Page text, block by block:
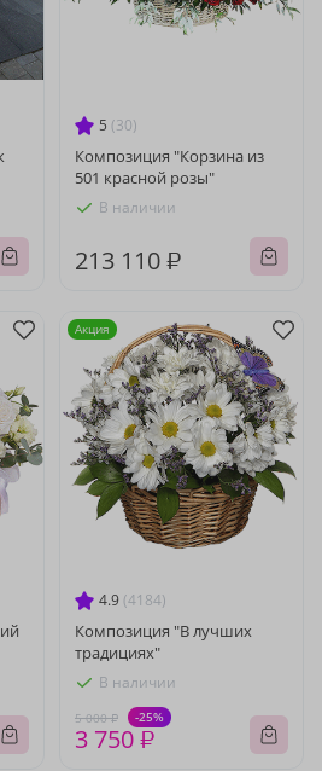
5 (30)
Композиция "Корзина из
501 красной розы"
В наличии
213 110 ₽
4.9 (4184)
Композиция "В лучших
традициях"
В наличии
5 000 ₽ -25%
3 750 ₽
Акция